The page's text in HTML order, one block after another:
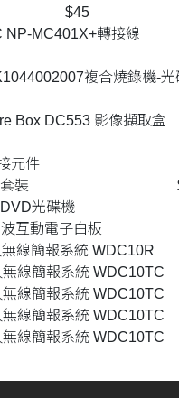
套 $45
NP-MC401X+
複合燒錄機-光
Box DC553 影
提轉接元件
2 套裝
式DVD光碟機
音波互動電子白板
線簡報系統
線簡報系統
線簡報系統
線簡報系統
線簡報系統